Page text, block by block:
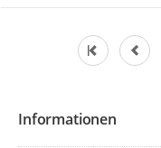
Informationen